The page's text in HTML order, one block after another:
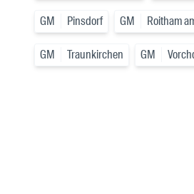
GM Pinsdorf GM Roitham
GM Traunkirchen GM